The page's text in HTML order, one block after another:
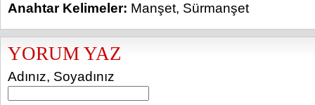
Anahtar Kelimeler: Manşet, Sürmanşet
YORUM YAZ
Adınız, Soyadınız